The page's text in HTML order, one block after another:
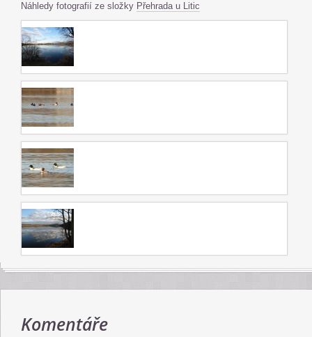
Náhledy fotografií ze složky Přehrada u Litic
Komentáře